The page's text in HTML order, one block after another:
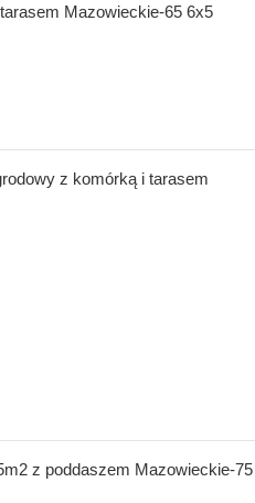
Mazowieckie-65 6x5
z komórką i tarasem
z poddaszem Mazowieckie-75